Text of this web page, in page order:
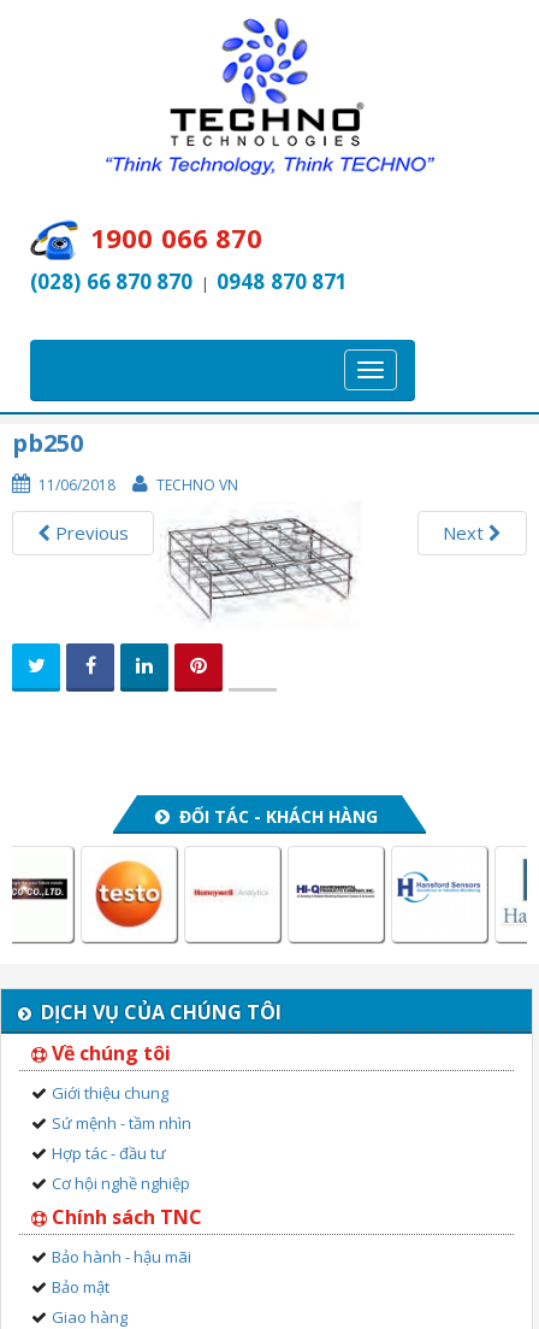
1900 066 870
(028) 66 870 870 | 0948 870 871
T
o
o
n
pb250
11/06/2018 TECHNO VN
Previous Next
ĐỐI TÁC - KHÁCH HÀNG
DỊCH VỤ CỦA CHÚNG TÔI
Về chúng tôi
Giới thiệu chung
Sứ mệnh - tầm nhìn
Hợp tác - đầu tư
Cơ hội nghề nghiệp
Chính sách TNC
Bảo hành - hậu mãi
Bảo mật
Giao hàng